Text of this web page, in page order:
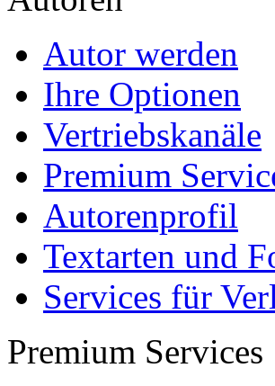
Autor werden
Ihre Optionen
Vertriebskanäle
Premium
Autorenprofil
Textarten und
Services für
Premium Services